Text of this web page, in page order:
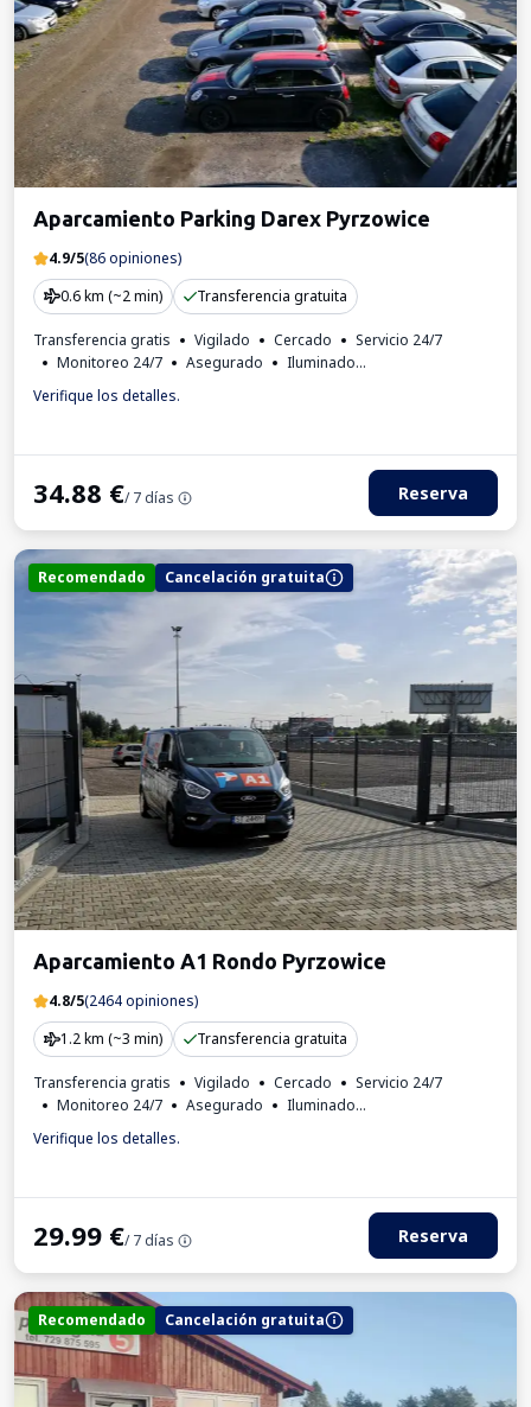
Aparcamiento Parking Darex Pyrzowice
4.9/5(86 opiniones)
0.6 km (~2 min)
Transferencia gratuita
Transferencia gratis Vigilado Cercado
Servicio 24/7
Monitoreo 24/7
Asegurado
Iluminado
Para los turismos
Verifique los detalles.
34.88 €/ 7 días Reserva
Recomendado Cancelación gratuita
Aparcamiento A1 Rondo Pyrzowice
4.8/5(2464 opiniones)
1.2 km (~3 min)
Transferencia gratuita
Transferencia gratis Vigilado Cercado
Servicio 24/7
Monitoreo 24/7
Asegurado
Iluminado
Lugares para autobuses
Verifique los detalles.
29.99 €/ 7 días Reserva
Recomendado Cancelación gratuita